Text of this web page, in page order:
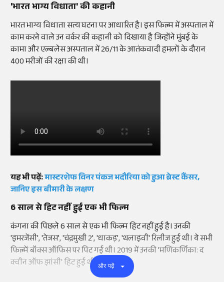
'भारत भाग्य विधाता' की कहानी
भारत भाग्य विधाता सत्य घटना पर आधारित है। इस फिल्म में अस्पताल में
काम करने वाले उन वर्कर की कहानी को दिखाया है जिन्होंने मुंबई के
कामा और एल्बलेस अस्पताल में 26/11 के आतंकवादी हमलों के दौरान
400 मरीजों की रक्षा की थी।
यह भी पढ़ें:मास्टरशेफ विनर पंकज भदौरिया को हुआ ब्रेस्ट कैंसर,
जानिए इस बीमारी के लक्षण
6 साल से हिट नहीं हुई एक भी फिल्म
कंगना की पिछले 6 साल से एक भी फिल्म हिट नहीं हुई है। उनकी
'इमरजेंसी', 'तेजस', 'चंद्रमुखी 2', 'धाकड़', 'थलाइवी' रिलीज हुई थी। ये सभी
फिल्में बॉक्स ऑफिस पर पिट गई थी। 2019 में उनकी 'मणिकर्णिका: द
क्वीन ऑफ झांसी' हिट हुई थी।
और पढ़ें